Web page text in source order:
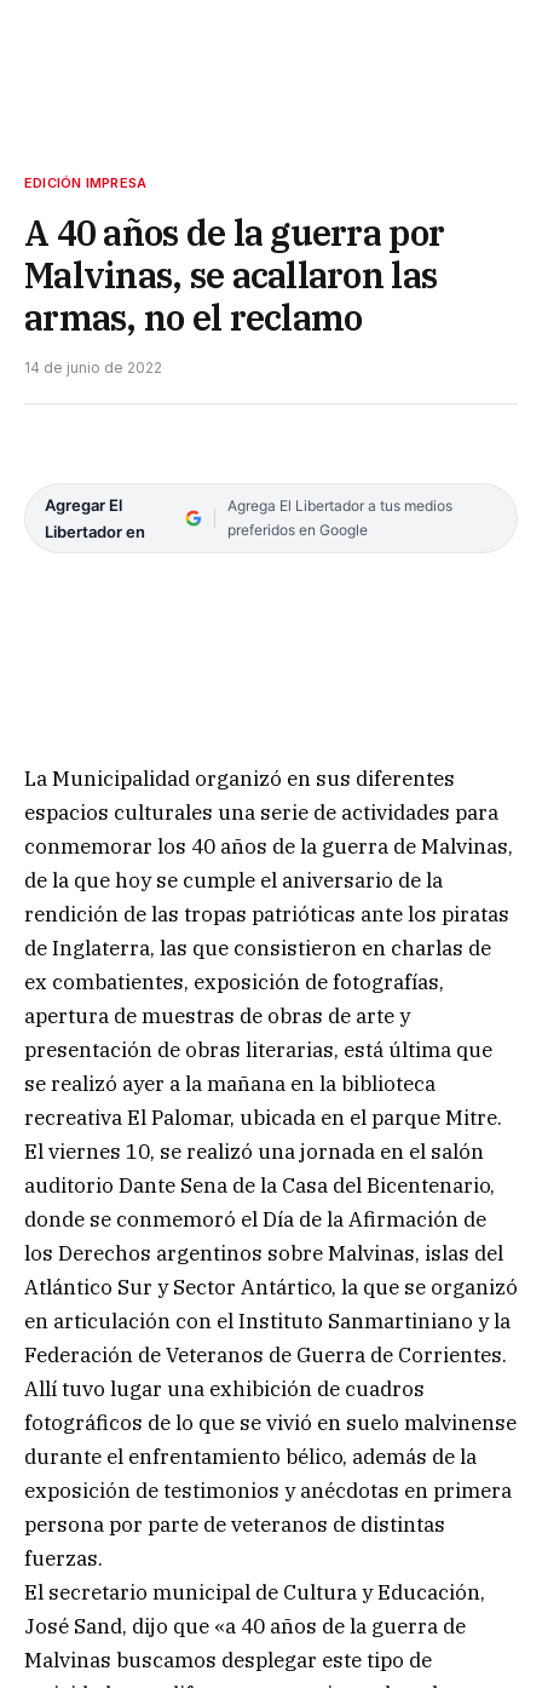
EDICIÓN IMPRESA
A 40 años de la guerra por
Malvinas, se acallaron las
armas, no el reclamo
14 de junio de 2022
Agregar El
Libertador en
Agrega El Libertador a tus medios
preferidos en Google
La Municipalidad organizó en sus diferentes
espacios culturales una serie de actividades para
conmemorar los 40 años de la guerra de Malvinas,
de la que hoy se cumple el aniversario de la
rendición de las tropas patrióticas ante los piratas
de Inglaterra, las que consistieron en charlas de
ex combatientes, exposición de fotografías,
apertura de muestras de obras de arte y
presentación de obras literarias, está última que
se realizó ayer a la mañana en la biblioteca
recreativa El Palomar, ubicada en el parque Mitre.
El viernes 10, se realizó una jornada en el salón
auditorio Dante Sena de la Casa del Bicentenario,
donde se conmemoró el Día de la Afirmación de
los Derechos argentinos sobre Malvinas, islas del
Atlántico Sur y Sector Antártico, la que se organizó
en articulación con el Instituto Sanmartiniano y la
Federación de Veteranos de Guerra de Corrientes.
Allí tuvo lugar una exhibición de cuadros
fotográficos de lo que se vivió en suelo malvinense
durante el enfrentamiento bélico, además de la
exposición de testimonios y anécdotas en primera
persona por parte de veteranos de distintas
fuerzas.
El secretario municipal de Cultura y Educación,
José Sand, dijo que «a 40 años de la guerra de
Malvinas buscamos desplegar este tipo de